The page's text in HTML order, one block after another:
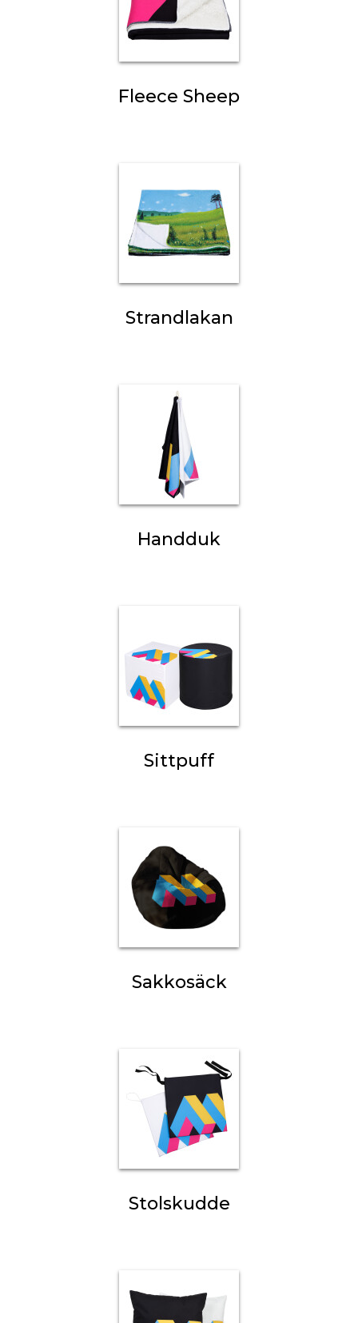
Fleece Sheep
Strandlakan
Handduk
Sittpuff
Sakkosäck
Stolskudde